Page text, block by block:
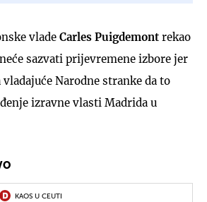
vlade Carles Puigdemont rekao
sazvati prijevremene izbore jer
Narodne stranke da to
izravne vlasti Madrida u
KAOS U CEUTI